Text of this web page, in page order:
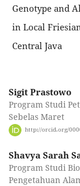
Genotype and
in Local
Central Java
Sigit Prastowo
Program Studi
Sebelas Maret
http://orcid.org/
Shavya Sarah
Program Studi
Pengetahuan